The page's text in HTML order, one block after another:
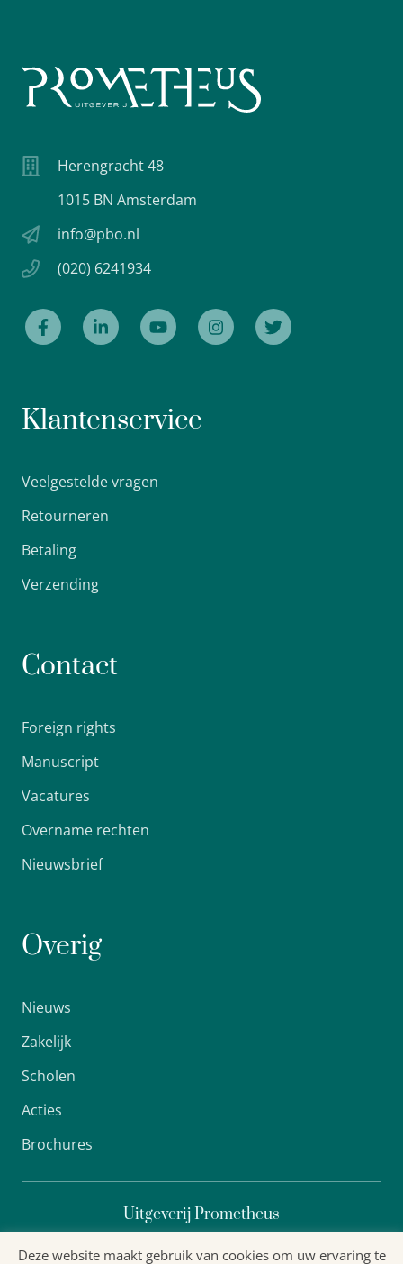
Herengracht 48
1015 BN Amsterdam
info@pbo.nl
(020) 6241934
Klantenservice
Veelgestelde vragen
Retourneren
Betaling
Verzending
Contact
Foreign rights
Manuscript
Vacatures
Overname rechten
Nieuwsbrief
Overig
Nieuws
Zakelijk
Scholen
Acties
Brochures
Uitgeverij Prometheus
Deze website maakt gebruik van cookies om uw ervaring te